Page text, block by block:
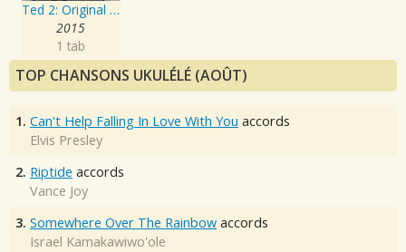
Ted 2: Original Motion Picture Soundtrack
2015
1 tab
TOP CHANSONS UKULÉLÉ (AOÛT)
1. Can't Help Falling In Love With You accords
Elvis Presley
2. Riptide accords
Vance Joy
3. Somewhere Over The Rainbow accords
Israel Kamakawiwo'ole